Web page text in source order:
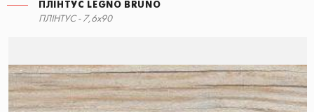
ПЛІНТУС LEGNO BRUNO
ПЛІНТУС - 7,6x90
СХОДИНКА КУТОВА ЛІВА
15x34,5
ПЛІНТУС LEGNO GRIGIO
7,6x90